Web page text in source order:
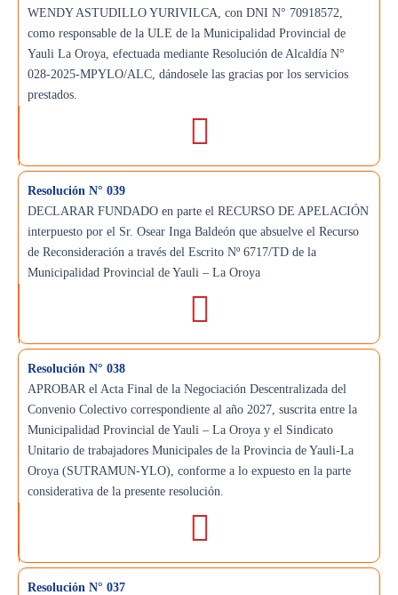
WENDY ASTUDILLO YURIVILCA, con DNI N° 70918572,
como responsable de la ULE de la Municipalidad Provincial de
Yauli La Oroya, efectuada mediante Resolución de Alcaldía N°
028-2025-MPYLO/ALC, dándosele las gracias por los servicios
prestados.
Resolución N° 039
DECLARAR FUNDADO en parte el RECURSO DE APELACIÓN
interpuesto por el Sr. Osear Inga Baldeón que absuelve el Recurso
de Reconsideración a través del Escrito Nº 6717/TD de la
Municipalidad Provincial de Yauli – La Oroya
Resolución N° 038
APROBAR el Acta Final de la Negociación Descentralizada del
Convenio Colectivo correspondiente al año 2027, suscrita entre la
Municipalidad Provincial de Yauli – La Oroya y el Sindicato
Unitario de trabajadores Municipales de la Provincia de Yauli-La
Oroya (SUTRAMUN-YLO), conforme a lo expuesto en la parte
considerativa de la presente resolución.
Resolución N° 037